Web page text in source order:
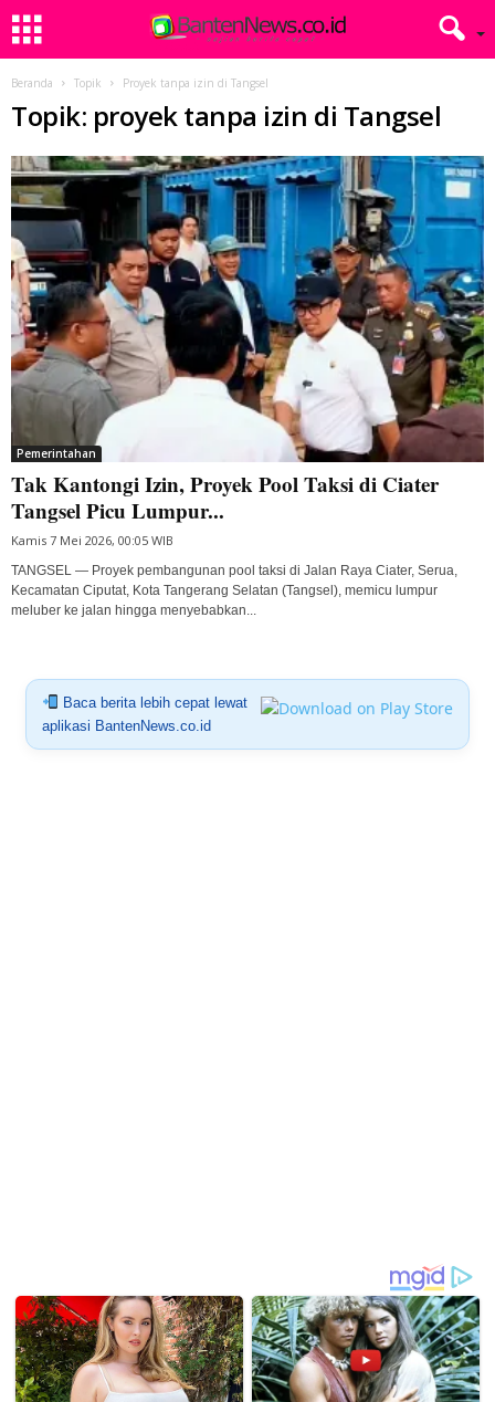
Beranda Topik Proyek tanpa izin di Tangsel
Topik: proyek tanpa izin di Tangsel
Pemerintahan
Tak Kantongi Izin, Proyek Pool Taksi di Ciater
Tangsel Picu Lumpur...
Kamis 7 Mei 2026, 00:05 WIB
TANGSEL — Proyek pembangunan pool taksi di Jalan Raya Ciater, Serua,
Kecamatan Ciputat, Kota Tangerang Selatan (Tangsel), memicu lumpur
meluber ke jalan hingga menyebabkan...
Baca berita lebih cepat lewat
aplikasi BantenNews.co.id